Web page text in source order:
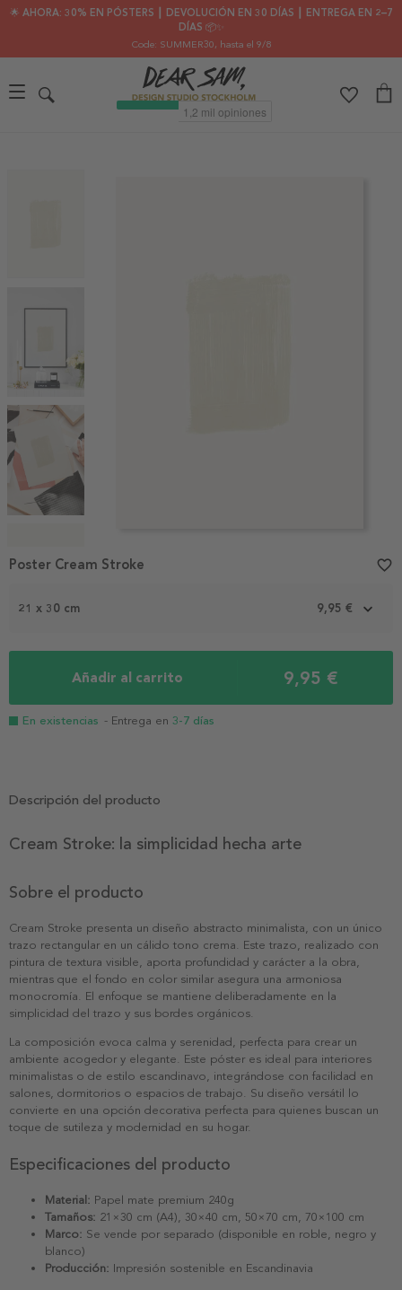
🌟 AHORA: 30% EN PÓSTERS ┃ DEVOLUCIÓN EN 30 DÍAS ┃ ENTREGA EN 2–7
DÍAS 📦✨
Code: SUMMER30, hasta el 9/8
1
21 x 30 cm 9,95 €
Añadir al carrito 9,95 €
En existencias - Entrega en 3-7 días
Poster Cream Stroke favorite_border
Descripción del producto
Cream Stroke: la simplicidad hecha arte
Sobre el producto
Cream Stroke presenta un diseño abstracto minimalista, con un único
trazo rectangular en un cálido tono crema. Este trazo, realizado con
pintura de textura visible, aporta profundidad y carácter a la obra,
mientras que el fondo en color similar asegura una armoniosa
monocromía. El enfoque se mantiene deliberadamente en la
simplicidad del trazo y sus bordes orgánicos.
La composición evoca calma y serenidad, perfecta para crear un
ambiente acogedor y elegante. Este póster es ideal para interiores
minimalistas o de estilo escandinavo, integrándose con facilidad en
salones, dormitorios o espacios de trabajo. Su diseño versátil lo
convierte en una opción decorativa perfecta para quienes buscan un
toque de sutileza y modernidad en su hogar.
Especificaciones del producto
Material: Papel mate premium 240g
Tamaños: 21×30 cm (A4), 30×40 cm, 50×70 cm, 70×100 cm
Marco: Se vende por separado (disponible en roble, negro y
blanco)
Producción: Impresión sostenible en Escandinavia